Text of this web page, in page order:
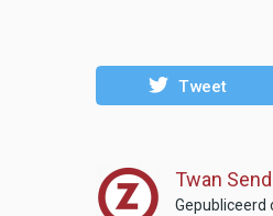
Tweet
Twan
Gepubliceerd